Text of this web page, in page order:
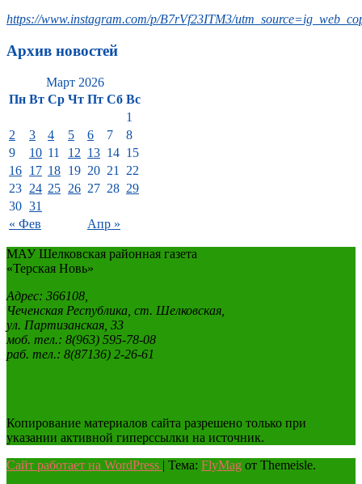
https://www.instagram.com/p/B7rVf23ITM3/
Архив новостей
Март 2026
Пн Вт Ср Чт Пт Сб Вс
« Фев Апр »
1
2
3 4 5 6 7
8
9
10 11 12 13 14 15
16 17 18 19 20 21
22
23 24 25 26 27 28 29
30 31
МАУ Шелковская районная газета
«Терская Новь»
Адрес: 366108,
Чеченская Республика, ст. Шелковская,
ул. Партизанская, 33
моб. тел.: 8(963) 595-78-08
раб. тел.: 8(87136) 2-26-61
Копирование материалов сайта разрешено только при
указании активной гиперссылки на источник.
Сайт работает на WordPress | Тема: FlyMag от Themeisle.